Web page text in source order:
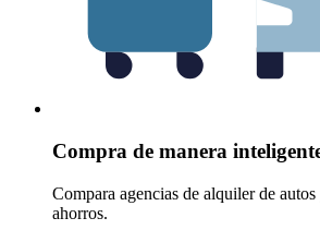
Compra de manera
Compara agencias de alquiler de
ahorros.